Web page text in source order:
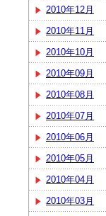
2010年12月
2010年11月
2010年10月
2010年09月
2010年08月
2010年07月
2010年06月
2010年05月
2010年04月
2010年03月